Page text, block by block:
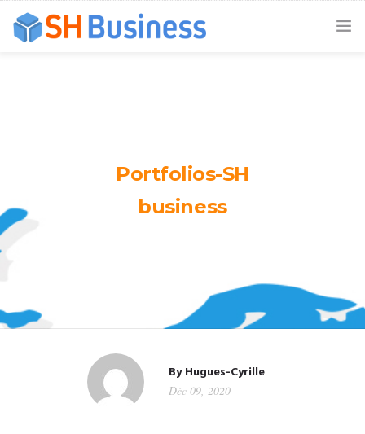
A PROPOS DE NOUS
Portfolios-SH
business
ByHugues-Cyrille
Déc 09, 2020